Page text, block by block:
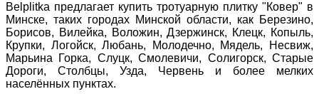
Belplitka предлагает купить тротуарную плитку "Ковер" в
Минске, таких городах Минской области, как Березино,
Борисов, Вилейка, Воложин, Дзержинск, Клецк, Копыль,
Крупки, Логойск, Любань, Молодечно, Мядель, Несвиж,
Марьина Горка, Слуцк, Смолевичи, Солигорск, Старые
Дороги, Столбцы, Узда, Червень и более мелких
населённых пунктах.